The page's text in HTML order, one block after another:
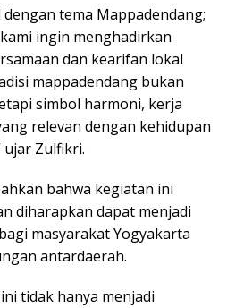
dengan tema Mappadendang;
ingin menghadirkan
dan kearifan lokal
mappadendang bukan
simbol harmoni, kerja
relevan dengan kehidupan
ujar Zulfikri.
bahwa kegiatan ini
diharapkan dapat menjadi
masyarakat Yogyakarta
antardaerah.
tidak hanya menjadi